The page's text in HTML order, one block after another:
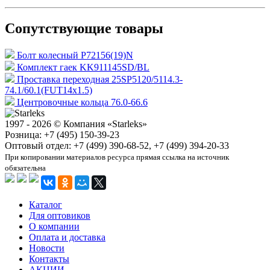
Сопутствующие товары
Болт колесный P72156(19)N
Комплект гаек KK911145SD/BL
Проставка переходная 25SP5120/5114.3-
74.1/60.1(FUT14x1.5)
Центровочные кольца 76.0-66.6
1997 - 2026 © Компания «Starleks»
Розница: +7 (495) 150-39-23
Оптовый отдел: +7 (499) 390-68-52, +7 (499) 394-20-33
При копировании материалов ресурса прямая ссылка на источник
обязательна
Каталог
Для оптовиков
О компании
Оплата и доставка
Новости
Контакты